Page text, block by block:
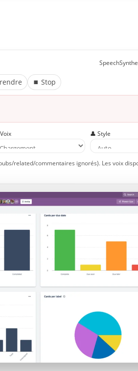
⏹ Stop
👤 Style
related/commentaires ignorés). Les voix